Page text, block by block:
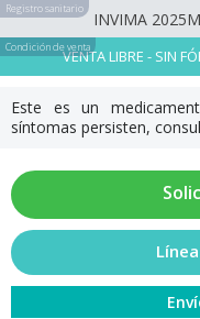
Registro sanitario
INVIMA
Condición de ventaVENTA LIBRE - SIN
Este es un
síntomas persisten,